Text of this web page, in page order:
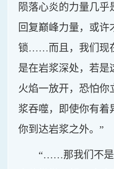
陨落心炎的力量几
回复巅峰力量，或
锁……而且，我们现
是在岩浆深处，若是
火焰一放开，恐怕你
浆吞噬，即使你有着
你到达岩浆之外。”
“……那我们不是